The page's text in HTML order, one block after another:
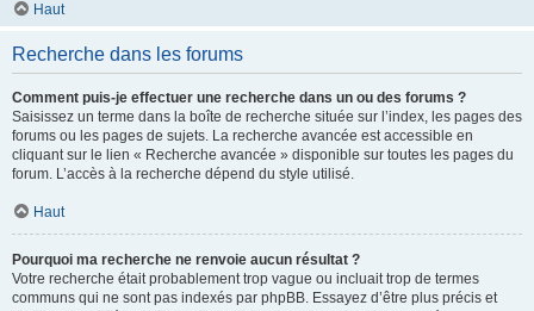
Haut
Recherche dans les forums
Comment puis-je effectuer une recherche dans un ou des forums ?
Saisissez un terme dans la boîte de recherche située sur l’index, les pages des
forums ou les pages de sujets. La recherche avancée est accessible en
cliquant sur le lien « Recherche avancée » disponible sur toutes les pages du
forum. L’accès à la recherche dépend du style utilisé.
Haut
Pourquoi ma recherche ne renvoie aucun résultat ?
Votre recherche était probablement trop vague ou incluait trop de termes
communs qui ne sont pas indexés par phpBB. Essayez d’être plus précis et